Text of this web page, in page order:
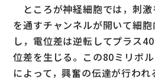
ところが神経細胞では，刺
を通すチャンネルが開いて細
し，電位差は逆転してプラス
位差を生じる。この80ミリボ
によって，興奮の伝達が行わ